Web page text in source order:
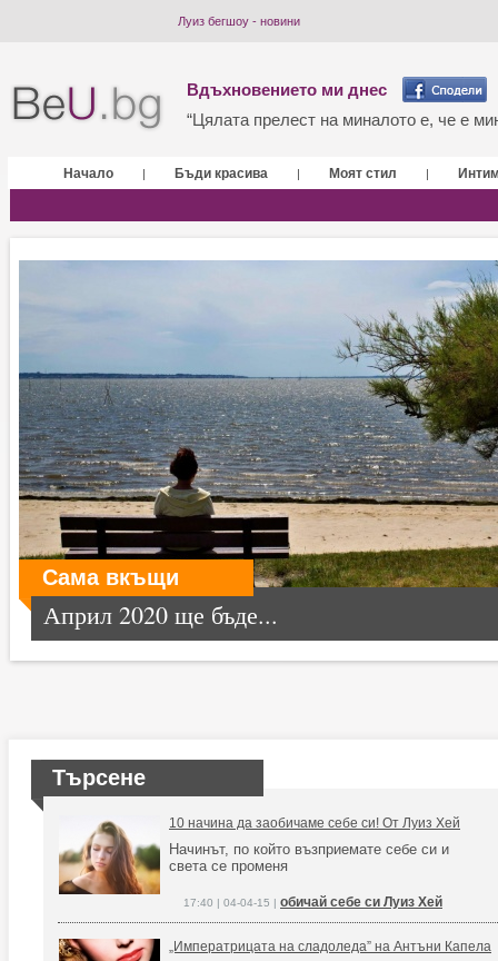
Луиз бегшоу - новини
Вдъхновението ми днес
“Цялата прелест на миналото е, че е
Начало | Бъди красива | Моят стил |
Сама вкъщи
Април 2020 ще бъде...
Търсене
10 начина да заобичаме себе си! Oт Луиз Хей
Начинът, по който възприемате себе си и
света се променя
17:40 | 04-04-15 | обичай себе си Луиз Хей
„Императрицата на сладоледа” на Антъни Капела